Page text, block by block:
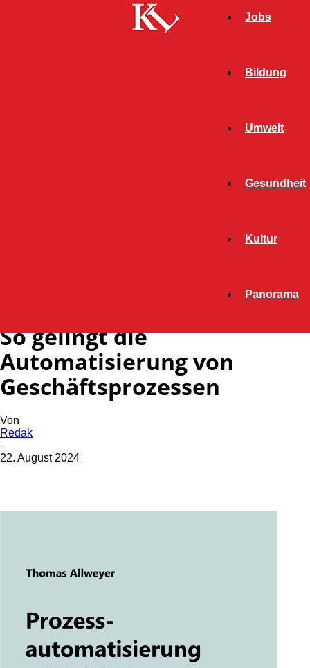
Jobs
Bildung
Umwelt
Gesundheit
Kultur
Panorama
So gelingt die
Automatisierung von
Geschäftsprozessen
Von
Redak
-
22. August 2024